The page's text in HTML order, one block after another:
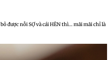
được nỗi SỢ và cái HÈN thì… mãi mãi chỉ là